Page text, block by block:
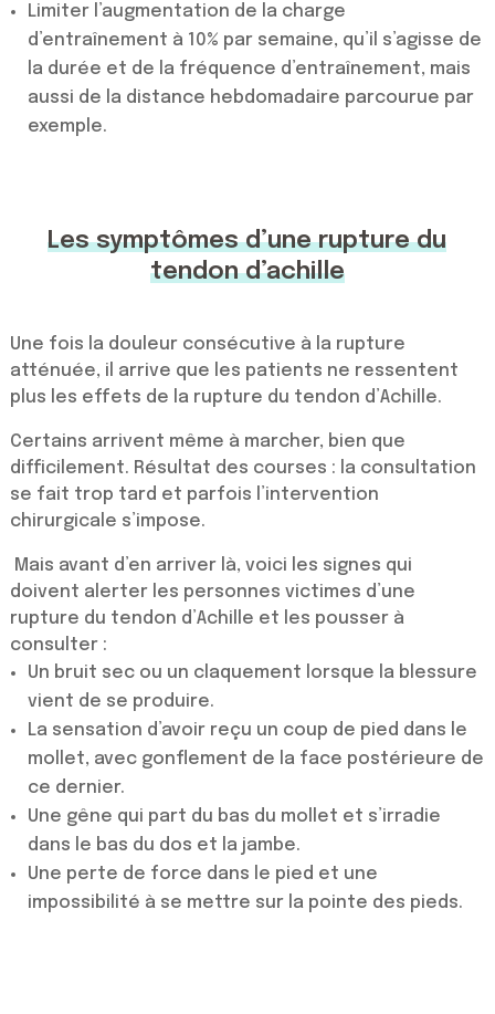
Limiter l’augmentation de la charge
d’entraînement à 10% par semaine, qu’il s’agisse de
la durée et de la fréquence d’entraînement, mais
aussi de la distance hebdomadaire parcourue par
exemple.
Les symptômes d’une rupture du
tendon d’achille
Une fois la douleur consécutive à la rupture
atténuée, il arrive que les patients ne ressentent
plus les effets de la rupture du tendon d’Achille.
Certains arrivent même à marcher, bien que
difficilement. Résultat des courses : la consultation
se fait trop tard et parfois l’intervention
chirurgicale s’impose.
Mais avant d’en arriver là, voici les signes qui
doivent alerter les personnes victimes d’une
rupture du tendon d’Achille et les pousser à
consulter :
Un bruit sec ou un claquement lorsque la blessure
vient de se produire.
La sensation d’avoir reçu un coup de pied dans le
mollet, avec gonflement de la face postérieure de
ce dernier.
Une gêne qui part du bas du mollet et s’irradie
dans le bas du dos et la jambe.
Une perte de force dans le pied et une
impossibilité à se mettre sur la pointe des pieds.